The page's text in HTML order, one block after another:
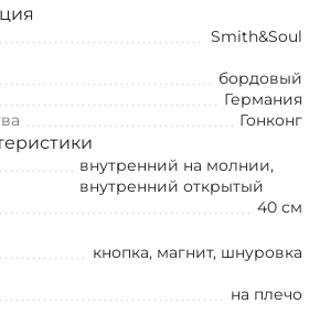
Smith&Soul
бордовый
Германия
Гонконг
внутренний на молнии,
внутренний открытый
40 см
кнопка, магнит, шнуровка
на плечо